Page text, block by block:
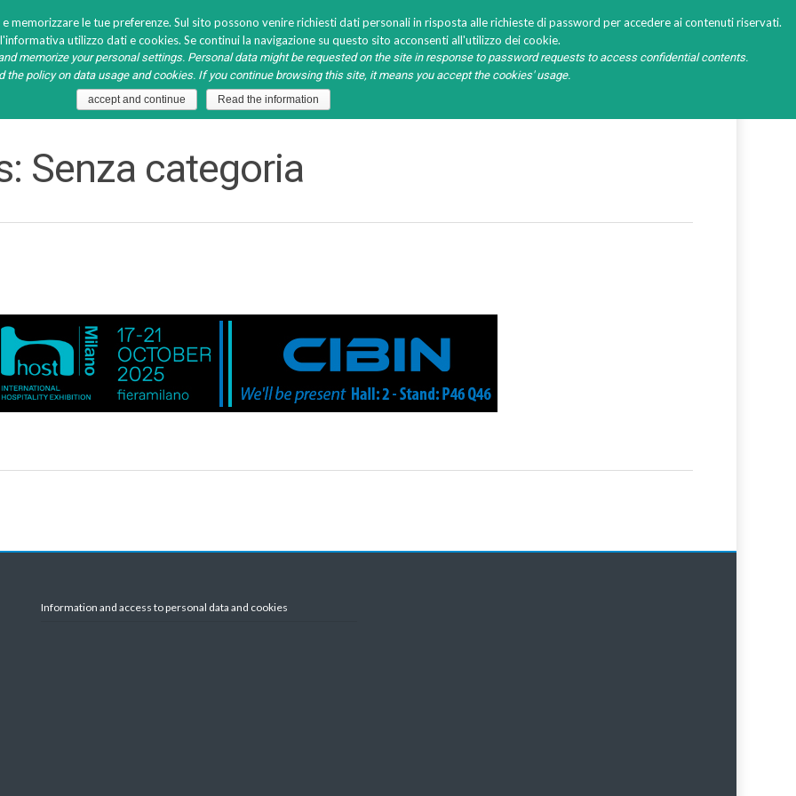
MEDIA HO.RE.CA. GALLERY EVENT PASSWORD INQUIRY
Senza categoria
Information and access to personal data and cookies
memorizzare le tue preferenze. Sul sito possono venire richiesti dati personali in risposta alle richieste di password per accedere ai contenuti riservati.
utilizzo dati e cookies. Se continui la navigazione su questo sito acconsenti all'utilizzo dei cookie.
memorize your personal settings. Personal data might be requested on the site in response to password requests to access confidential contents.
the policy on data usage and cookies. If you continue browsing this site, it means you accept the cookies' usage.
accept and continue Read the information